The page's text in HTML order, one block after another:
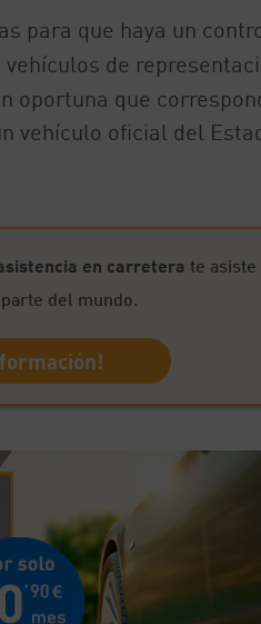
para que haya un
vehículos de
oportuna que
vehículo oficial del
en carretera te
del mundo.